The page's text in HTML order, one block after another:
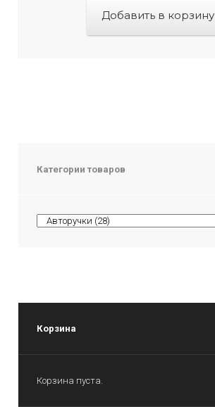
Добавить в корзину
Категории товаров
Корзина
Корзина пуста.